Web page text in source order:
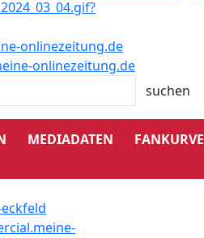
onlinezeitung.de
onlinezeitung.de
MEDIADATEN FANKURVE